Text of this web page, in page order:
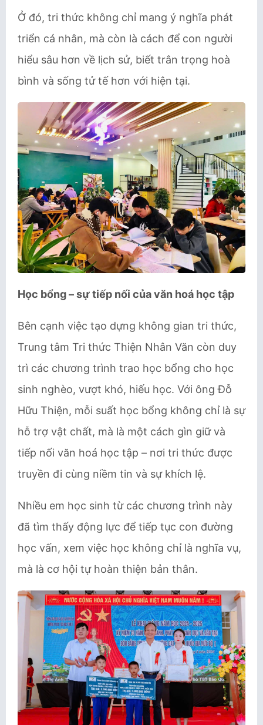
Ở đó, tri thức không chỉ mang ý nghĩa phát
triển cá nhân, mà còn là cách để con người
hiểu sâu hơn về lịch sử, biết trân trọng hoà
bình và sống tử tế hơn với hiện tại.
Học bổng – sự tiếp nối của văn hoá học tập
Bên cạnh việc tạo dựng không gian tri thức,
Trung tâm Tri thức Thiện Nhân Văn còn duy
trì các chương trình trao học bổng cho học
sinh nghèo, vượt khó, hiếu học. Với ông Đỗ
Hữu Thiện, mỗi suất học bổng không chỉ là sự
hỗ trợ vật chất, mà là một cách gìn giữ và
tiếp nối văn hoá học tập – nơi tri thức được
truyền đi cùng niềm tin và sự khích lệ.
Nhiều em học sinh từ các chương trình này
đã tìm thấy động lực để tiếp tục con đường
học vấn, xem việc học không chỉ là nghĩa vụ,
mà là cơ hội tự hoàn thiện bản thân.